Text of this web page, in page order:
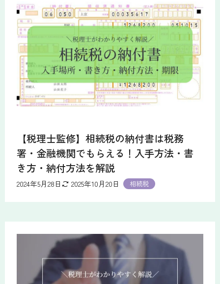
【税理士監修】相続税の納付書は税務
署・金融機関でもらえる！入手方法・書
き方・納付方法を解説
2024年5月28日 2025年10月20日 相続税